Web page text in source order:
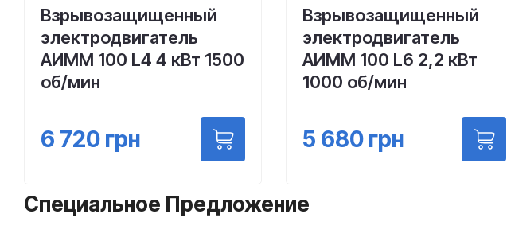
Взрывозащищенный
электродвигатель
АИММ 100 L4 4 кВт 1500
об/мин
6 720 грн
Взрывозащищенный
электродвигатель
АИММ 100 L6 2,2 кВт
1000 об/мин
5 680грн
Специальное Предложение